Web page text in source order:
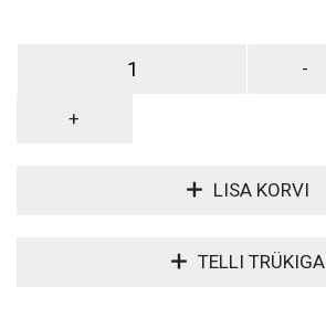
LISA KORVI
TELLI TRÜKIGA